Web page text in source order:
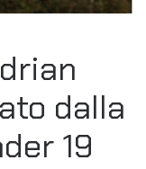
dalla
19